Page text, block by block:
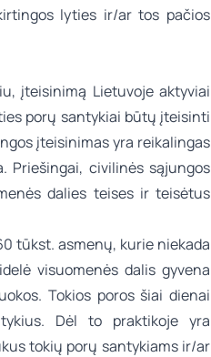
lyties ir/ar tos pačios
įteisinimą Lietuvoje aktyviai
porų santykiai būtų įteisinti
įteisinimas yra reikalingas
civilinės sąjungos
dalies teises ir teisėtus
tūkst. asmenų, kurie niekada
visuomenės dalis gyvena
Tokios poros šiai dienai
Dėl to praktikoje yra
tokių porų santykiams ir/ar